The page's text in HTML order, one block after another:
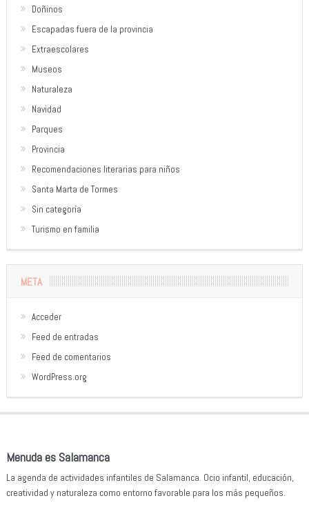
Doñinos
Escapadas fuera de la provincia
Extraescolares
Museos
Naturaleza
Navidad
Parques
Provincia
Recomendaciones literarias para niños
Santa Marta de Tormes
Sin categoría
Turismo en familia
META
Acceder
Feed de entradas
Feed de comentarios
WordPress.org
Menuda es Salamanca
La agenda de actividades infantiles de Salamanca. Ocio infantil, educación,
creatividad y naturaleza como entorno favorable para los más pequeños.